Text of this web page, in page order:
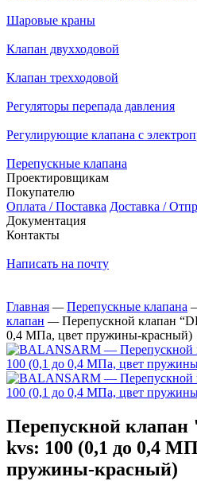
Шаровые краны
Клапан двухходовой
Клапан трехходовой
Регуляторы перепада давления
Регулирующие клапана с
Перепускные клапана
Проектировщикам
Покупателю
Оплата / Поставка Доставка /
Документация
Контакты
Написать на почту
Главная — Перепускные клапана
клапан — Перепускной клапан
0,4 МПа, цвет пружины-красный)
Перепускной
kvs: 100 (0,1 до 0,4
пружины-красный)